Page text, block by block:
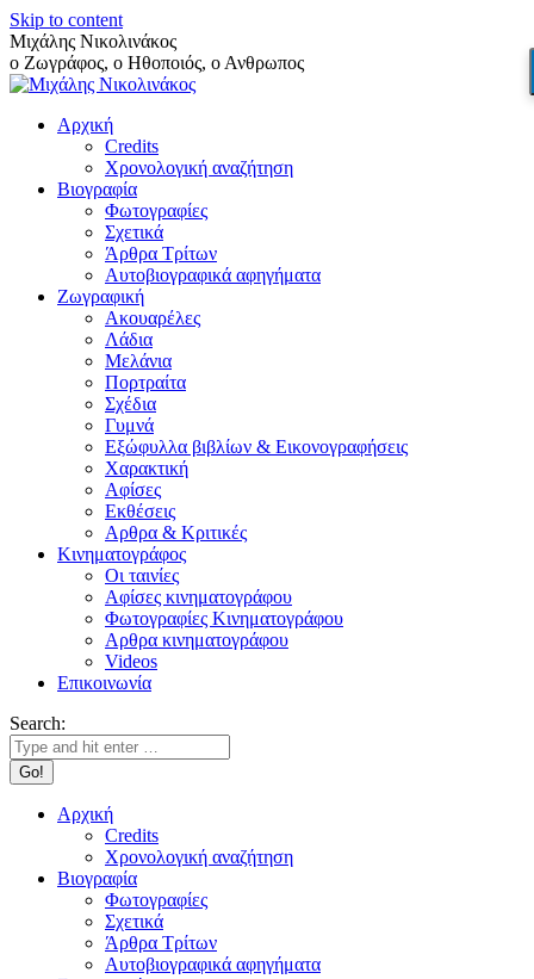
Skip to content
Μιχάλης Νικολινάκος
ο Ζωγράφος, ο Ηθοποιός, ο Ανθρωπος
Αρχική
Credits
Χρονολογική αναζήτηση
Βιογραφία
Φωτογραφίες
Σχετικά
Άρθρα Τρίτων
Αυτοβιογραφικά αφηγήματα
Ζωγραφική
Ακουαρέλες
Λάδια
Μελάνια
Πορτραίτα
Σχέδια
Γυμνά
Εξώφυλλα βιβλίων & Εικονογραφήσεις
Χαρακτική
Αφίσες
Εκθέσεις
Αρθρα & Κριτικές
Κινηματογράφος
Οι ταινίες
Αφίσες κινηματογράφου
Φωτογραφίες Κινηματογράφου
Αρθρα κινηματογράφου
Videos
Επικοινωνία
Search:
Αρχική
Credits
Χρονολογική αναζήτηση
Βιογραφία
Φωτογραφίες
Σχετικά
Άρθρα Τρίτων
Αυτοβιογραφικά αφηγήματα